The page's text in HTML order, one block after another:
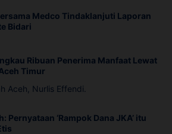
Medco Tindaklanjuti Laporan
Bidari
Ribuan Penerima Manfaat Lewat
Timur
Pernyataan ‘Rampok Dana JKA’ itu